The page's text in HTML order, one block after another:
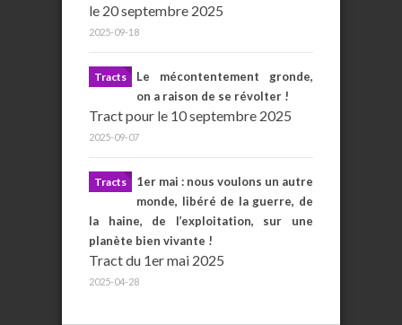
le 20 septembre 2025
2025-09-18
Tracts
Le mécontentement gronde,
on a raison de se révolter !
Tract pour le 10 septembre 2025
2025-09-07
Tracts
1er mai : nous voulons un autre
monde, libéré de la guerre, de
la haine, de l’exploitation, sur une
planète bien vivante !
Tract du 1er mai 2025
2025-04-28